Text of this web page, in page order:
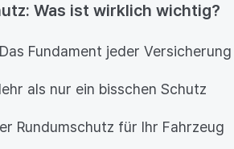
Was ist wirklich wichtig?
Fundament jeder Versicherung
als nur ein bisschen Schutz
Rundumschutz für Ihr Fahrzeug